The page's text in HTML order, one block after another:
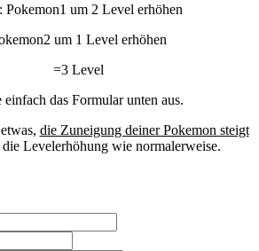
Pokemon1 um 2 Level erhöhen
um 1 Level erhöhen
=3 Level
einfach das Formular unten aus.
die Zuneigung deiner Pokemon steigt
Levelerhöhung wie normalerweise.